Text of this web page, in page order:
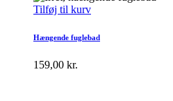
Tilføj til kurv
Hængende fuglebad
159,00 kr.